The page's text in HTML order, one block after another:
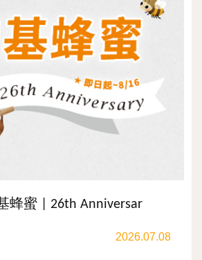
蜂蜜 | 26th Anniversar
2026.07.08